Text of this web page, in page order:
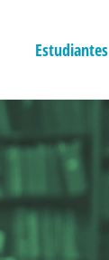
Estudiantes